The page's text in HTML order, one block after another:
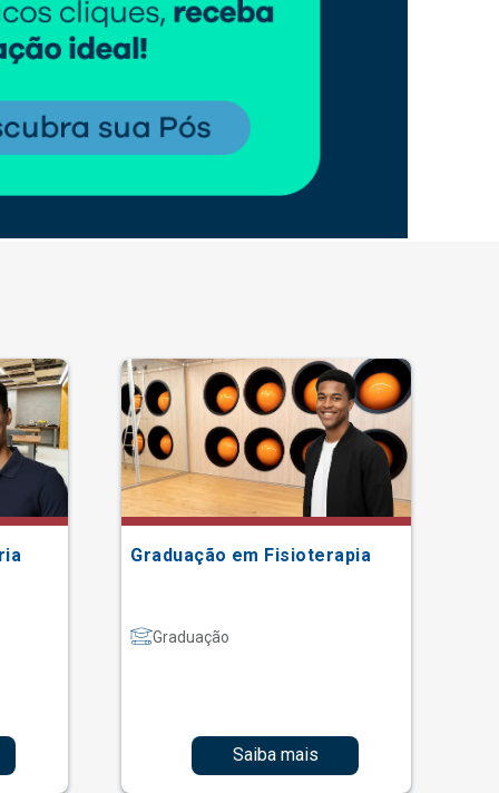
Graduação em Fisioterapia
Graduação
Saiba mais